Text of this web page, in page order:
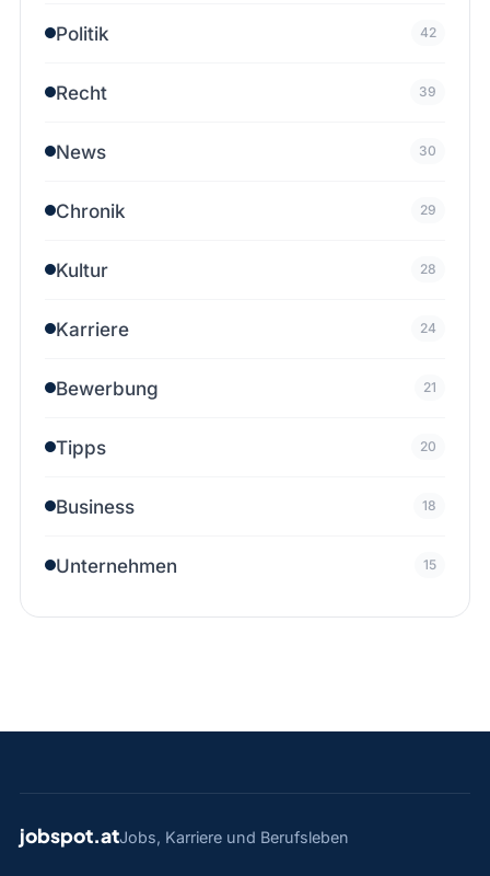
Politik 42
Recht 39
News 30
Chronik 29
Kultur 28
Karriere 24
Bewerbung 21
Tipps 20
Business 18
Unternehmen 15
jobspot.atJobs, Karriere und Berufsleben